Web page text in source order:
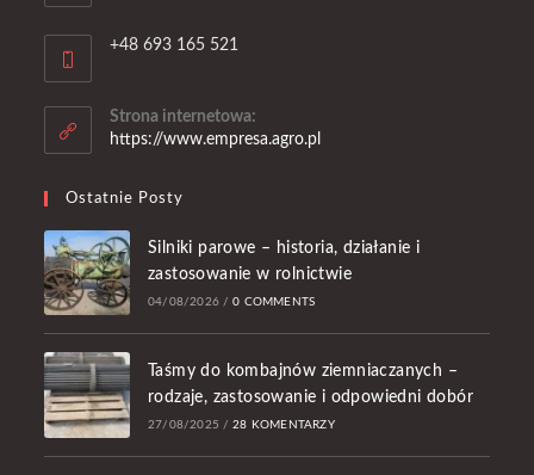
+48 693 165 521
Strona internetowa:
https://www.empresa.agro.pl
Ostatnie Posty
Silniki parowe – historia, działanie i
zastosowanie w rolnictwie
04/08/2026 / 0 COMMENTS
Taśmy do kombajnów ziemniaczanych –
rodzaje, zastosowanie i odpowiedni dobór
27/08/2025 / 28 KOMENTARZY